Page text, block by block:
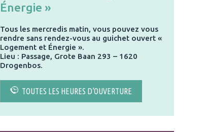
Énergie »
Tous les mercredis matin, vous pouvez vous
rendre sans rendez-vous au guichet ouvert «
Logement et Énergie ».
Lieu : Passage, Grote Baan 293 – 1620
Drogenbos.
TOUTES LES HEURES D’OUVERTURE